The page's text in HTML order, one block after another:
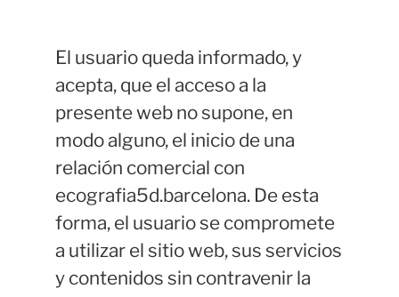
El usuario queda informado, y
acepta, que el acceso a la
presente web no supone, en
modo alguno, el inicio de una
relación comercial con
ecografia5d.barcelona. De esta
forma, el usuario se compromete
a utilizar el sitio web, sus servicios
y contenidos sin contravenir la